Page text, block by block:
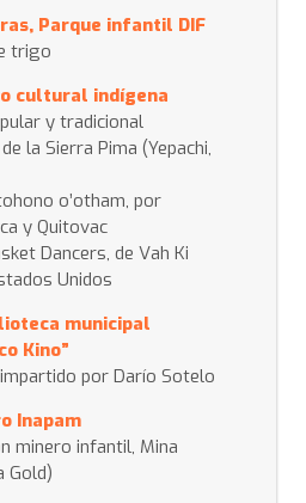
Parque infantil DIF
trigo
cultural indígena
y tradicional
la Sierra Pima (Yepachi,
o’otham, por
y Quitovac
Dancers, de Vah Ki
Unidos
municipal
Kino”
por Darío Sotelo
Inapam
minero infantil, Mina
Gold)